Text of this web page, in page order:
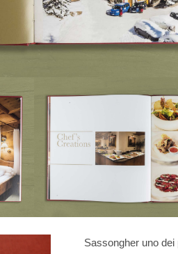
Sassongher uno